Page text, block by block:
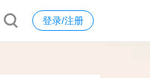
登录/注册